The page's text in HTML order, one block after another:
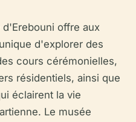
offre aux
d'explorer des
cours cérémonielles,
résidentiels, ainsi que
éclairent la vie
Le musée